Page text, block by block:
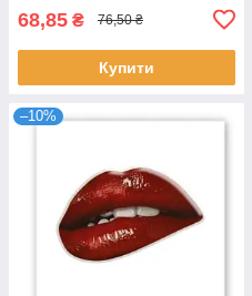
68,85 ₴ 76,50 ₴
Купити
–10%